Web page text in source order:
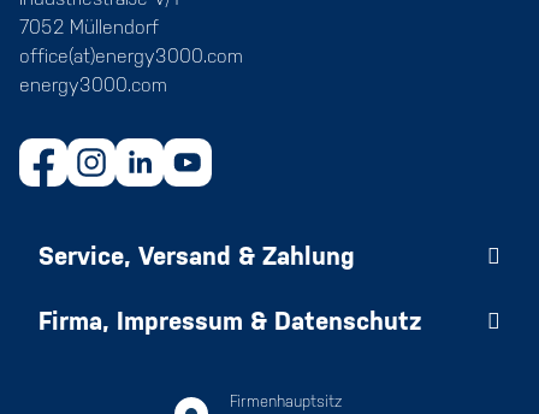
7052 Müllendorf
office(at)energy3000.com
energy3000.com
Service, Versand & Zahlung
Firma, Impressum & Datenschutz
Firmenhauptsitz